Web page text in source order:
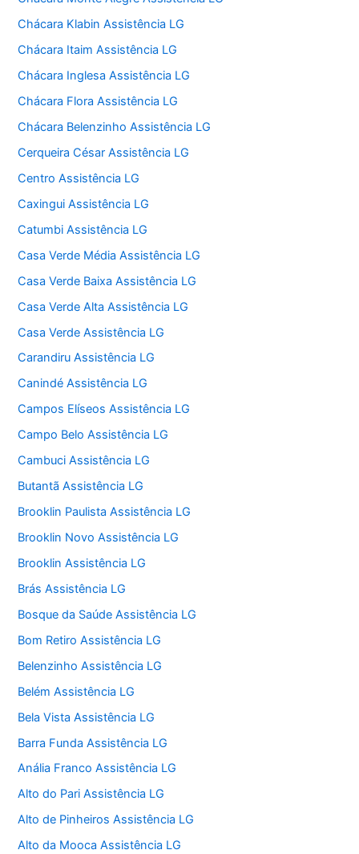
Chácara Klabin Assistência LG
Chácara Itaim Assistência LG
Chácara Inglesa Assistência LG
Chácara Flora Assistência LG
Chácara Belenzinho Assistência LG
Cerqueira César Assistência LG
Centro Assistência LG
Caxingui Assistência LG
Catumbi Assistência LG
Casa Verde Média Assistência LG
Casa Verde Baixa Assistência LG
Casa Verde Alta Assistência LG
Casa Verde Assistência LG
Carandiru Assistência LG
Canindé Assistência LG
Campos Elíseos Assistência LG
Campo Belo Assistência LG
Cambuci Assistência LG
Butantã Assistência LG
Brooklin Paulista Assistência LG
Brooklin Novo Assistência LG
Brooklin Assistência LG
Brás Assistência LG
Bosque da Saúde Assistência LG
Bom Retiro Assistência LG
Belenzinho Assistência LG
Belém Assistência LG
Bela Vista Assistência LG
Barra Funda Assistência LG
Anália Franco Assistência LG
Alto do Pari Assistência LG
Alto de Pinheiros Assistência LG
Alto da Mooca Assistência LG